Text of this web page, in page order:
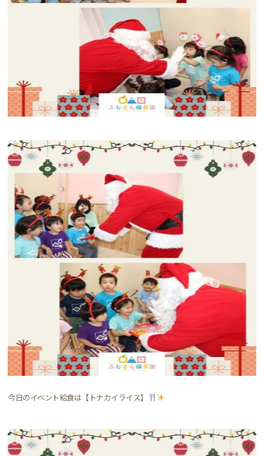
今日のイベント給食は【トナカイライス】